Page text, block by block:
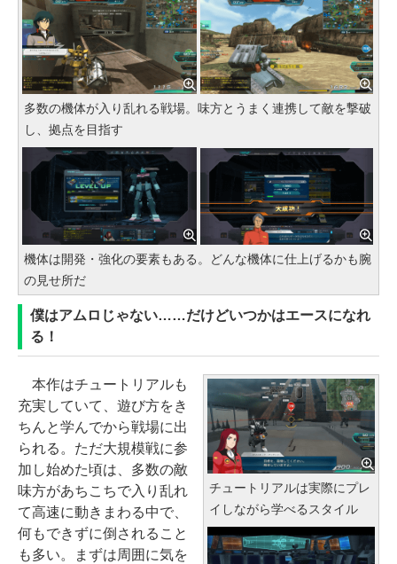
多数の機体が入り乱れる戦場。味方とうまく連携して敵を撃破
し、拠点を目指す
機体は開発・強化の要素もある。どんな機体に仕上げるかも腕
の見せ所だ
僕はアムロじゃない……だけどいつかはエースになれ
る！
チュートリアルは実際にプレ
イしながら学べるスタイル
本作はチュートリアルも
充実していて、遊び方をき
ちんと学んでから戦場に出
られる。ただ大規模戦に参
加し始めた頃は、多数の敵
味方があちこちで入り乱れ
て高速に動きまわる中で、
何もできずに倒されること
も多い。まずは周囲に気を